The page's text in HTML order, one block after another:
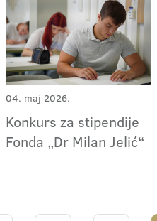
04. maj 2026.
Konkurs za stipendije
Fonda „Dr Milan Jelić“